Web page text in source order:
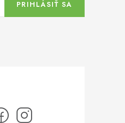
PRIHLÁSIŤ SA